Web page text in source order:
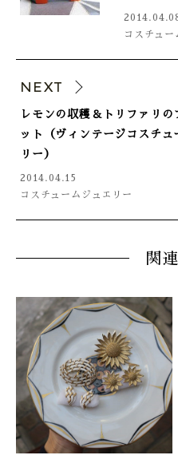
コスチュー
NEXT
レモンの収穫＆トリファリの
ット（ヴィンテージコスチュ
リー）
2014.04.15
コスチュームジュエリー
関